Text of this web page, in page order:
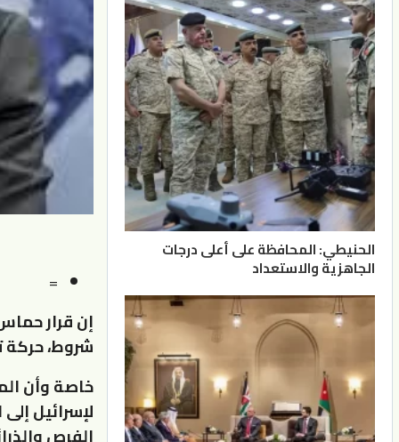
=
إن قرار
شروط، حركة
خاصة وأن
لإسرائيل
الفرص
الحنيطي: المحافظة على أعلى درجات
الجاهزية والاستعداد